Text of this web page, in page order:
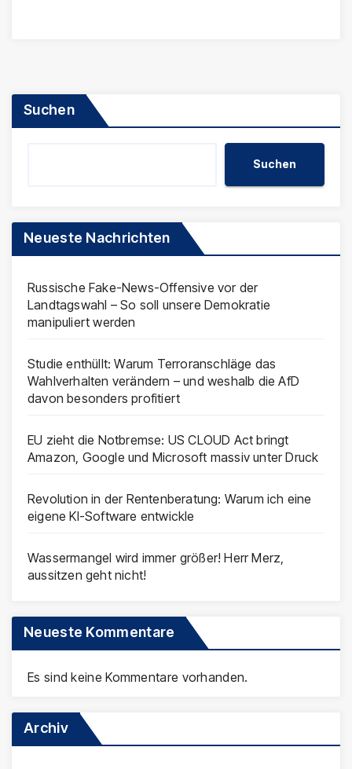
Suchen
Suchen
Neueste Nachrichten
Russische Fake-News-Offensive vor der
Landtagswahl – So soll unsere Demokratie
manipuliert werden
Studie enthüllt: Warum Terroranschläge das
Wahlverhalten verändern – und weshalb die AfD
davon besonders profitiert
EU zieht die Notbremse: US CLOUD Act bringt
Amazon, Google und Microsoft massiv unter Druck
Revolution in der Rentenberatung: Warum ich eine
eigene KI-Software entwickle
Wassermangel wird immer größer! Herr Merz,
aussitzen geht nicht!
Neueste Kommentare
Es sind keine Kommentare vorhanden.
Archiv